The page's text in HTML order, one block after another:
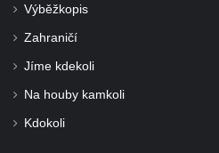
Šluknově
Pomník Františka Josefa I. u
ve Šluknově
Pamětní deska Polské armádě
MÚ v ulici 2. polské armády v
Výběžkopis
Zahraničí
Jíme kdekoli
Na houby kamkoli
Kdokoli